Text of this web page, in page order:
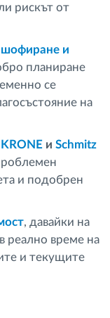
рискът от
и
планиране
се
на
KRONE и Schmitz
и подобрен
, давайки на
реално време на
и текущите